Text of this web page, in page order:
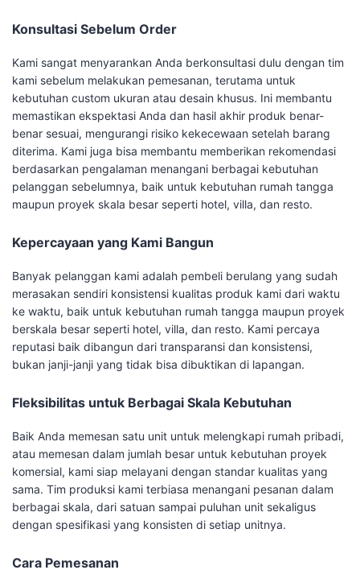
Konsultasi Sebelum Order
Kami sangat menyarankan Anda berkonsultasi dulu dengan tim
kami sebelum melakukan pemesanan, terutama untuk
kebutuhan custom ukuran atau desain khusus. Ini membantu
memastikan ekspektasi Anda dan hasil akhir produk benar-
benar sesuai, mengurangi risiko kekecewaan setelah barang
diterima. Kami juga bisa membantu memberikan rekomendasi
berdasarkan pengalaman menangani berbagai kebutuhan
pelanggan sebelumnya, baik untuk kebutuhan rumah tangga
maupun proyek skala besar seperti hotel, villa, dan resto.
Kepercayaan yang Kami Bangun
Banyak pelanggan kami adalah pembeli berulang yang sudah
merasakan sendiri konsistensi kualitas produk kami dari waktu
ke waktu, baik untuk kebutuhan rumah tangga maupun proyek
berskala besar seperti hotel, villa, dan resto. Kami percaya
reputasi baik dibangun dari transparansi dan konsistensi,
bukan janji-janji yang tidak bisa dibuktikan di lapangan.
Fleksibilitas untuk Berbagai Skala Kebutuhan
Baik Anda memesan satu unit untuk melengkapi rumah pribadi,
atau memesan dalam jumlah besar untuk kebutuhan proyek
komersial, kami siap melayani dengan standar kualitas yang
sama. Tim produksi kami terbiasa menangani pesanan dalam
berbagai skala, dari satuan sampai puluhan unit sekaligus
dengan spesifikasi yang konsisten di setiap unitnya.
Cara Pemesanan